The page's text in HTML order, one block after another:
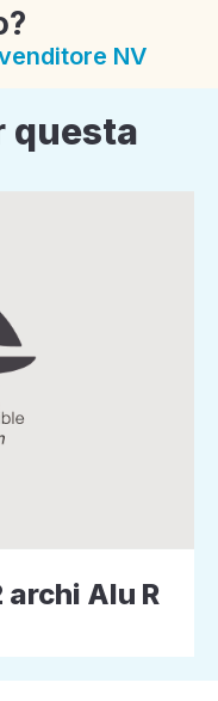
NV
questa
archi Alu R